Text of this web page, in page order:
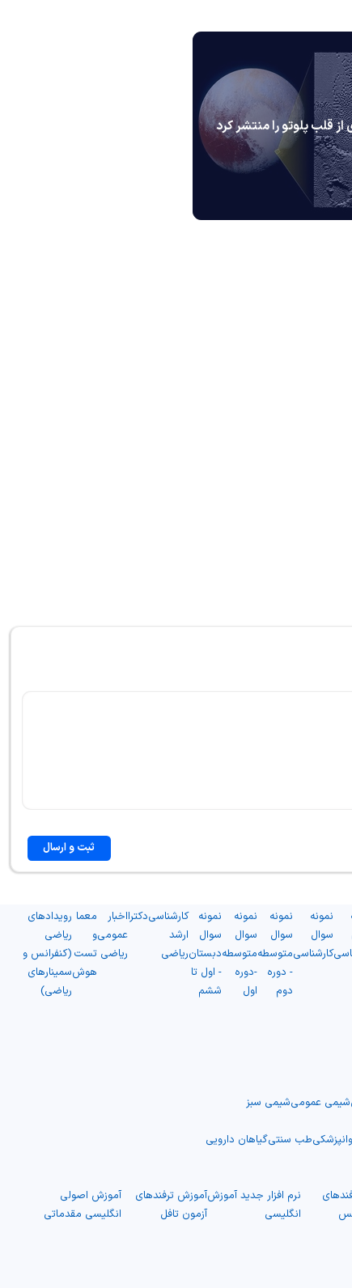
قلب پلوتو را منتشر کرد
ثبت و ارسال
نمونه
سوال
کارشناسی
نمونه
سوال
متوسطه
- دوره
دوم
نمونه
سوال
متوسطه
-دوره
اول
نمونه
سوال
دبستان
- اول تا
ششم
کارشناسی
ارشد
ریاضی
دکترااخبار
عمومی
ریاضی
معما
و
تست
هوش
رویدادهای
ریاضی
(کنفرانس و
سمینارهای
ریاضی)
شیمی عمومیشیمی سبز
طب سنتیگیاهان دارویی
نرم افزار جدید آموزش
انگلیسی
آموزش ترفندهای
آزمون تافل
آموزش اصولی
انگلیسی مقدماتی